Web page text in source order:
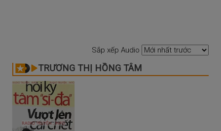
Sắp xếp Audio
TRƯƠNG THỊ HỒNG TÂM